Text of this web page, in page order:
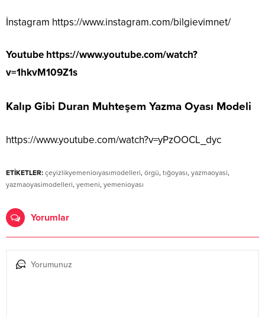
İnstagram https://www.instagram.com/bilgievimnet/
Youtube https://www.youtube.com/watch?
v=1hkvM109Z1s
Kalıp Gibi Duran Muhteşem Yazma Oyası Modeli
https://www.youtube.com/watch?v=yPzOOCL_dyc
ETİKETLER: çeyizlikyemenioıyasımodelleri, örgü, tığoyası, yazmaoyasi,
yazmaoyasimodelleri, yemeni, yemenioyası
Yorumlar